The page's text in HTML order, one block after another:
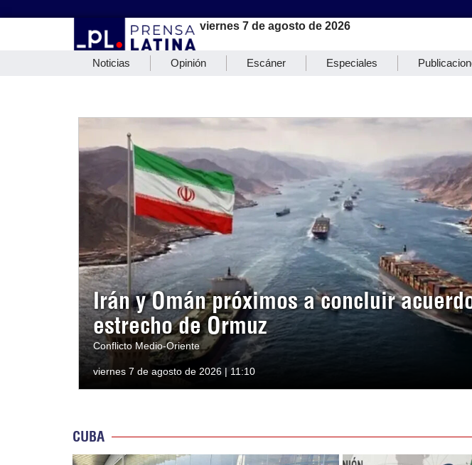
viernes 7 de agosto de 2026
Noticias Opinión Escáner Especiales
Irán y Omán próximos a concluir
estrecho de Ormuz
Conflicto Medio-Oriente
viernes 7 de agosto de 2026 | 11:10
CUBA